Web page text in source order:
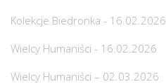
Kolekcje Biedronka - 16.02.2026
Wielcy Humaniści - 16.02.2026
Wielcy Humaniści – 02.03.2026